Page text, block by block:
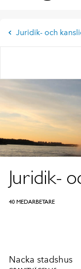
Juridik- och
Juridik-
40 MEDARBETARE
Nacka stadshus